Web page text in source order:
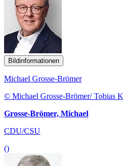
Bildinformationen
Michael Grosse-Brömer
© Michael Grosse-Brömer/ Tobias
Grosse-Brömer, Michael
CDU/CSU
()